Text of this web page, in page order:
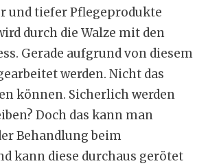
und tiefer Pflegeprodukte
durch die Walze mit den
Gerade aufgrund von diesem
werden. Nicht das
können. Sicherlich werden
Doch das kann man
Behandlung beim
kann diese durchaus gerötet